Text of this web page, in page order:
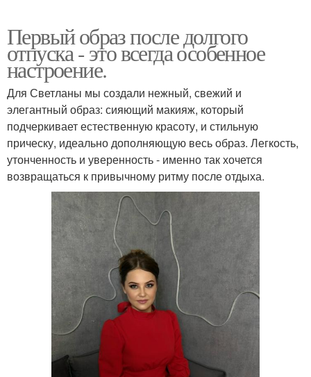
Первый образ после долгого
отпуска - это всегда особенное
настроение.
Для Светланы мы создали нежный, свежий и
элегантный образ: сияющий макияж, который
подчеркивает естественную красоту, и стильную
прическу, идеально дополняющую весь образ. Легкость,
утонченность и уверенность - именно так хочется
возвращаться к привычному ритму после отдыха.